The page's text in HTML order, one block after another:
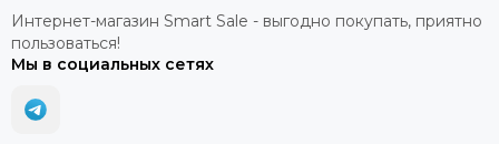
Интернет-магазин Smart Sale - выгодно покупать, приятно
пользоваться!
Мы в социальных сетях